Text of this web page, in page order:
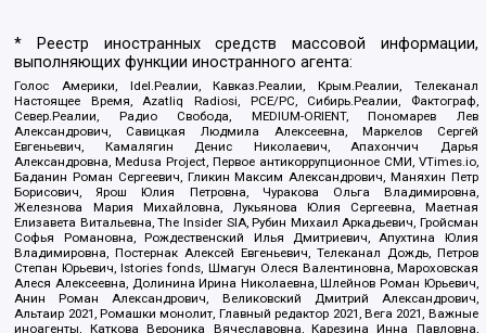
* Реестр иностранных средств массовой информации,
выполняющих функции иностранного агента:
Голос Америки, Idel.Реалии, Кавказ.Реалии, Крым.Реалии, Телеканал
Настоящее Время, Azatliq Radiosi, PCE/PC, Сибирь.Реалии, Фактограф,
Север.Реалии, Радио Свобода, MEDIUM-ORIENT, Пономарев Лев
Александрович, Савицкая Людмила Алексеевна, Маркелов Сергей
Евгеньевич, Камалягин Денис Николаевич, Апахончич Дарья
Александровна, Medusa Project, Первое антикоррупционное СМИ, VTimes.io,
Баданин Роман Сергеевич, Гликин Максим Александрович, Маняхин Петр
Борисович, Ярош Юлия Петровна, Чуракова Ольга Владимировна,
Железнова Мария Михайловна, Лукьянова Юлия Сергеевна, Маетная
Елизавета Витальевна, The Insider SIA, Рубин Михаил Аркадьевич, Гройсман
Софья Романовна, Рождественский Илья Дмитриевич, Апухтина Юлия
Владимировна, Постернак Алексей Евгеньевич, Телеканал Дождь, Петров
Степан Юрьевич, Istories fonds, Шмагун Олеся Валентиновна, Мароховская
Алеся Алексеевна, Долинина Ирина Николаевна, Шлейнов Роман Юрьевич,
Анин Роман Александрович, Великовский Дмитрий Александрович,
Альтаир 2021, Ромашки монолит, Главный редактор 2021, Вега 2021, Важные
иноагенты, Каткова Вероника Вячеславовна, Карезина Инна Павловна,